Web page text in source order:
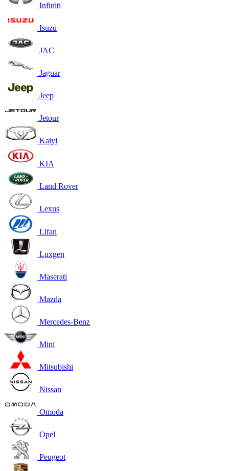
Infiniti
Isuzu
JAC
Jaguar
Jeep
Jetour
Kaiyi
KIA
Land Rover
Lexus
Lifan
Luxgen
Maserati
Mazda
Mercedes-Benz
Mini
Mitsubishi
Nissan
Omoda
Opel
Peugeot